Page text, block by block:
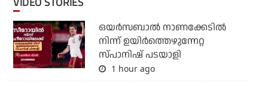
ഒയര്‍സബാൽ നാണക്കേടിൽ
നിന്ന് ഉയിർത്തെഴുന്നേറ്റ
സ്പാനിഷ് പടയാളി
1 hour ago